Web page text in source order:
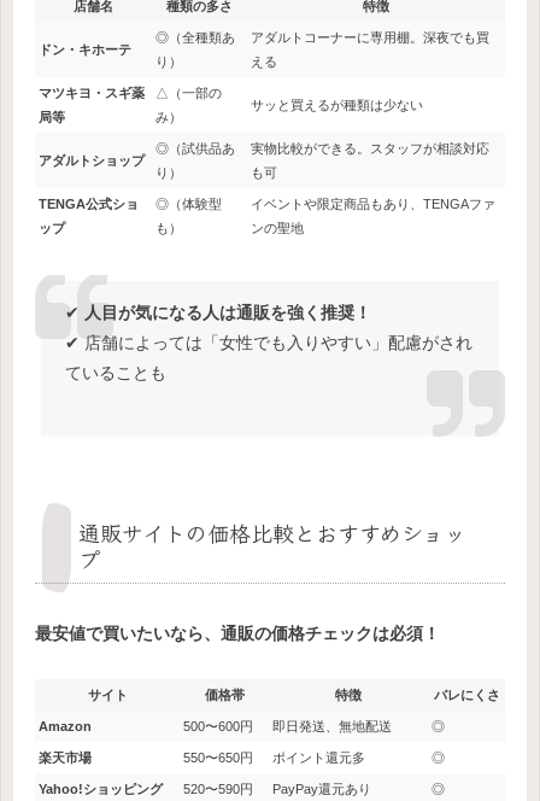
店舗名 種類の多さ 特徴
ドン・キホーテ
◎（全種類あ
り）
アダルトコーナーに専用棚。深夜でも買
える
マツキヨ・スギ薬
局等
△（一部の
み）
サッと買えるが種類は少ない
アダルトショップ
◎（試供品あ
り）
実物比較ができる。スタッフが相談対応
も可
TENGA公式ショ
ップ
◎（体験型
も）
イベントや限定商品もあり、TENGAファ
ンの聖地
✔ 人目が気になる人は通販を強く推奨！
✔ 店舗によっては「女性でも入りやすい」配慮がされ
ていることも
通販サイトの価格比較とおすすめショッ
プ
最安値で買いたいなら、通販の価格チェックは必須！
サイト 価格帯 特徴 バレにくさ
Amazon 500〜600円 即日発送、無地配送 ◎
楽天市場 550〜650円 ポイント還元多 ◎
Yahoo!ショッピング 520〜590円 PayPay還元あり ◎